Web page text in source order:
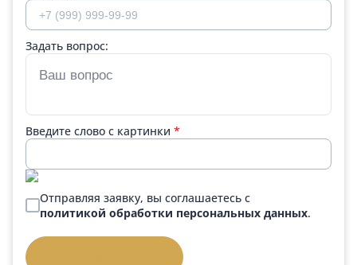
Задать вопрос:
Введите слово с картинки *
Отправляя заявку, вы соглашаетесь с
политикой обработки персональных данных.